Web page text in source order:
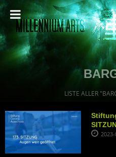
LISTE ALLER